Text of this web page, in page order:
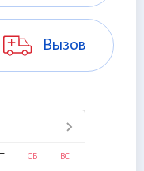
Вызов
СБ ВС